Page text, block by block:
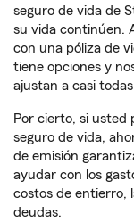
seguro de vida de
su vida continúen.
con una póliza de
tiene opciones y
ajustan a casi
Por cierto, si usted
seguro de vida,
de emisión
ayudar con los
costos de entierro,
deudas.